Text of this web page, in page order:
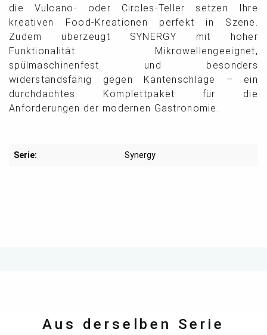
die Vulcano- oder Circles-Teller setzen Ihre
kreativen Food-Kreationen perfekt in Szene.
Zudem überzeugt SYNERGY mit hoher
Funktionalität: Mikrowellengeeignet,
spülmaschinenfest und besonders
widerstandsfähig gegen Kantenschläge – ein
durchdachtes Komplettpaket für die
Anforderungen der modernen Gastronomie.
Serie: Synergy
Aus derselben Serie